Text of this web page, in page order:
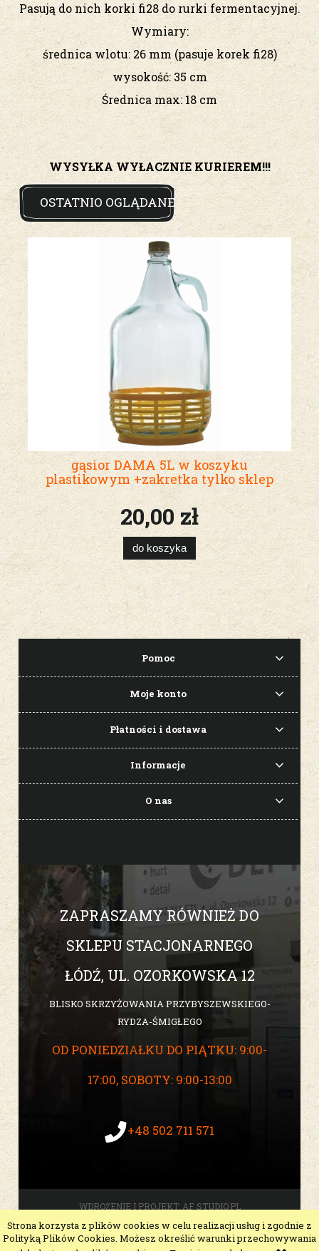
Strona korzysta z plików cookies w celu realizacji usług i zgodnie z
Polityką Plików Cookies. Możesz określić warunki przechowywania
Pasują do nich korki fi28 do rurki fermentacyjnej.
Wymiary:
średnica wlotu: 26 mm (pasuje korek fi28)
wysokość: 35 cm
Średnica max: 18 cm
WYSYŁKA WYŁACZNIE KURIEREM!!!
OSTATNIO OGLĄDANE
gąsior DAMA 5L w koszyku
plastikowym +zakretka tylko sklep
20,00 zł
do koszyka
Pomoc
Moje konto
Płatności i dostawa
Informacje
O nas
ZAPRASZAMY RÓWNIEŻ DO
SKLEPU STACJONARNEGO
ŁÓDŹ, UL. OZORKOWSKA 12
BLISKO SKRZYŻOWANIA PRZYBYSZEWSKIEGO-
RYDZA-ŚMIGŁEGO
OD PONIEDZIAŁKU DO PIĄTKU: 9:00-
17:00, SOBOTY: 9:00-13:00
+48 502 711 571
WDROŻENIE I PROJEKT:AF STUDIO.PL
pokaż pełną wersję strony